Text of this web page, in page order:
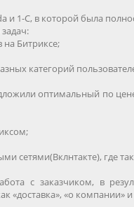
и 1-С, в которой была
на Битриксе;
категорий
оптимальный по
сетями(Вклнтакте), где
с заказчиком, в
«доставка», «о компании» и